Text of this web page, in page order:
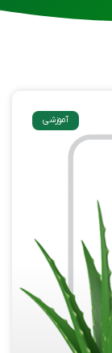
آموزشی